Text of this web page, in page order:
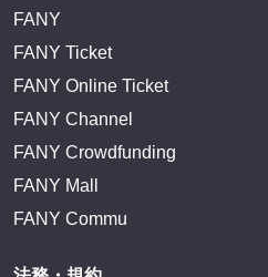
FANY
FANY Ticket
FANY Online Ticket
FANY Channel
FANY Crowdfunding
FANY Mall
FANY Commu